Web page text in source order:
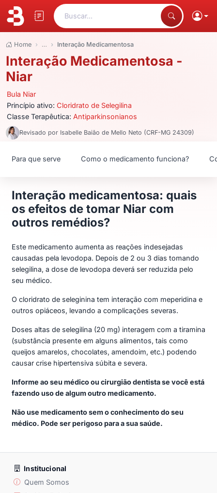
Buscar...
Home … Interação Medicamentosa
Interação Medicamentosa -
Niar
Bula Niar
Princípio ativo: Cloridrato de Selegilina
Classe Terapêutica: Antiparkinsonianos
Revisado por Isabelle Baião de Mello Neto (CRF-MG 24309)
Para que serve Como o medicamento funciona?
Interação medicamentosa: quais
os efeitos de tomar Niar com
outros remédios?
Este medicamento aumenta as reações indesejadas
causadas pela levodopa. Depois de 2 ou 3 dias tomando
selegilina, a dose de levodopa deverá ser reduzida pelo
seu médico.
O cloridrato de seleginina tem interação com meperidina e
outros opiáceos, levando a complicações severas.
Doses altas de selegilina (20 mg) interagem com a tiramina
(substância presente em alguns alimentos, tais como
queijos amarelos, chocolates, amendoim, etc.) podendo
causar crise hipertensiva súbita e severa.
Informe ao seu médico ou cirurgião dentista se você está
fazendo uso de algum outro medicamento.
Não use medicamento sem o conhecimento do seu
médico. Pode ser perigoso para a sua saúde.
Institucional
Quem Somos